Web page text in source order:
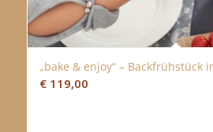
5.00
„bake & enjoy“ – Backfrühstück
€119,00